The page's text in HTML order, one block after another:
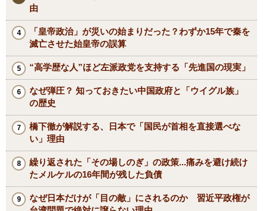
由
「皇帝政治」が災いの始まりだった？わずか15年で秦を
滅亡させた始皇帝の誤算
“高学歴な人”ほど左派政党を支持する「先進国の現実」
なぜ弾圧？ 知っておきたい中国政府と「ウイグル族」
の歴史
橋下徹が解説する、日本で「国民が首相を直接選べな
い」理由
繰り返された「その場しのぎ」の政策...痛みを避け続け
たメルケルの16年間が残した負債
なぜ日本だけが「目の敵」にされるのか 習近平政権が